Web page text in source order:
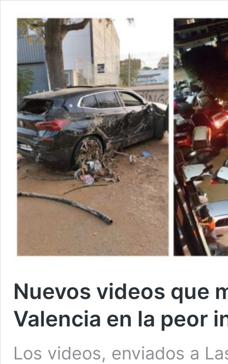
Nuevos videos que
Valencia en la peor
Los videos, enviados a